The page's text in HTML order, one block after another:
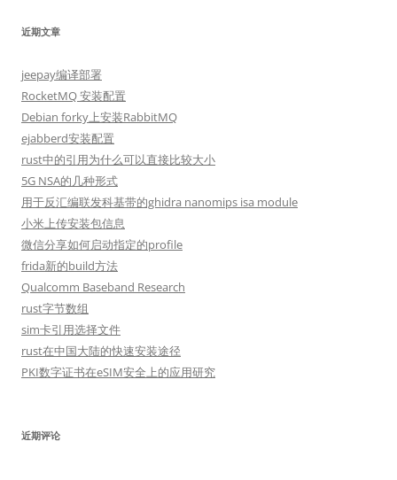
近期文章
jeepay编译部署
RocketMQ 安装配置
Debian forky上安装RabbitMQ
ejabberd安装配置
rust中的引用为什么可以直接比较大小
5G NSA的几种形式
用于反汇编联发科基带的ghidra nanomips isa module
小米上传安装包信息
微信分享如何启动指定的profile
frida新的build方法
Qualcomm Baseband Research
rust字节数组
sim卡引用选择文件
rust在中国大陆的快速安装途径
PKI数字证书在eSIM安全上的应用研究
近期评论